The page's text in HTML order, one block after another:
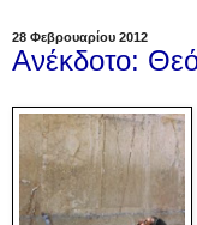
28 Φεβρουαρίου 2012
Ανέκδοτο: